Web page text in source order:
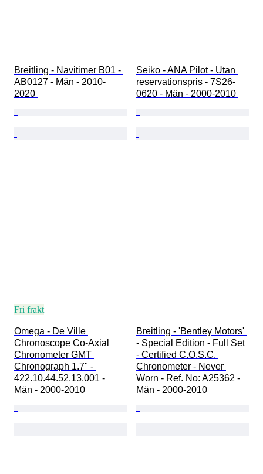
Breitling - Navitimer B01 -
AB0127 - Män - 2010-
2020
Seiko - ANA Pilot - Utan
reservationspris - 7S26-
0620 - Män - 2000-2010
Fri frakt
Omega - De Ville
Chronoscope Co-Axial
Chronometer GMT
Chronograph 1.7" -
422.10.44.52.13.001 -
Män - 2000-2010
Breitling - 'Bentley Motors'
- Special Edition - Full Set
- Certified С.O.S.C.
Chronometer - Never
Worn - Ref. No: A25362 -
Män - 2000-2010